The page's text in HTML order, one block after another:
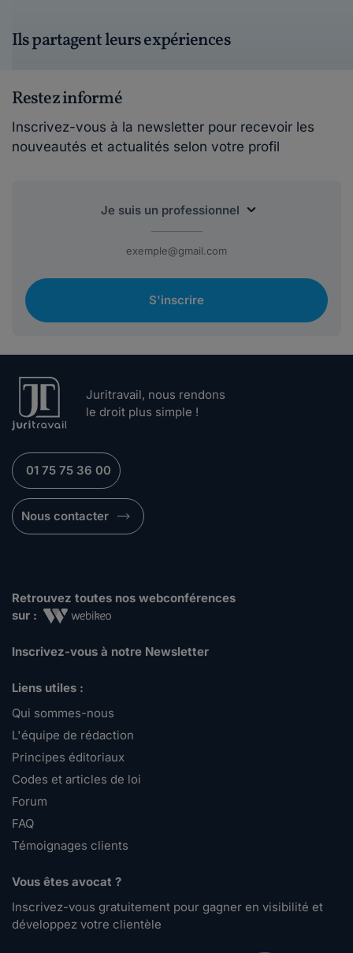
Ils partagent leurs expériences
Restez informé
Inscrivez-vous à la newsletter pour recevoir les
nouveautés et actualités selon votre profil
S'inscrire
Juritravail, nous rendons
le droit plus simple !
01 75 75 36 00
Nous contacter
Retrouvez toutes nos webconférences
sur :
Inscrivez-vous à notre Newsletter
Liens utiles :
Qui sommes-nous
L'équipe de rédaction
Principes éditoriaux
Codes et articles de loi
Forum
FAQ
Témoignages clients
Vous êtes avocat ?
Inscrivez-vous gratuitement pour gagner en visibilité et
développez votre clientèle